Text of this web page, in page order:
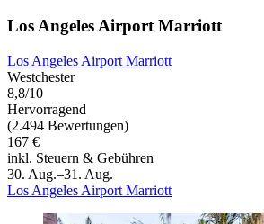
Los Angeles Airport Marriott
Los Angeles Airport Marriott
Westchester
8,8/10
Hervorragend
(2.494 Bewertungen)
167 €
inkl. Steuern & Gebühren
30. Aug.–31. Aug.
Los Angeles Airport Marriott